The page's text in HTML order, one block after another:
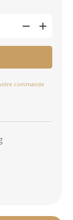
commande